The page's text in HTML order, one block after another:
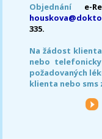
Objednání e-
335.
Na žádost
nebo
požadovaných
klienta nebo